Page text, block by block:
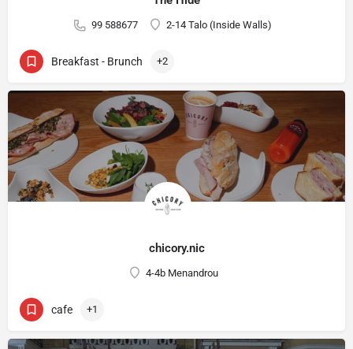
99 588677 2-14 Talo (Inside Walls)
Breakfast - Brunch +2
chicory.nic
4-4b Menandrou
cafe +1